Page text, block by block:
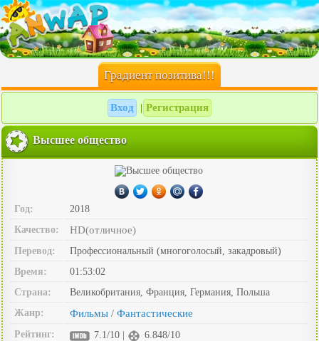
Градиент позитива!!!
Вход Регистрация
Высшее общество
Год:
2018
Качество:
HD(отличное)
Перевод:
Профессиональный (многоголосый, закадровый)
Время:
01:53:02
Страна:
Великобритания, Франция, Германия, Польша
Жанр:
Фильмы / Фантастические
Рейтинг: 7.1/10 | 6.848/10